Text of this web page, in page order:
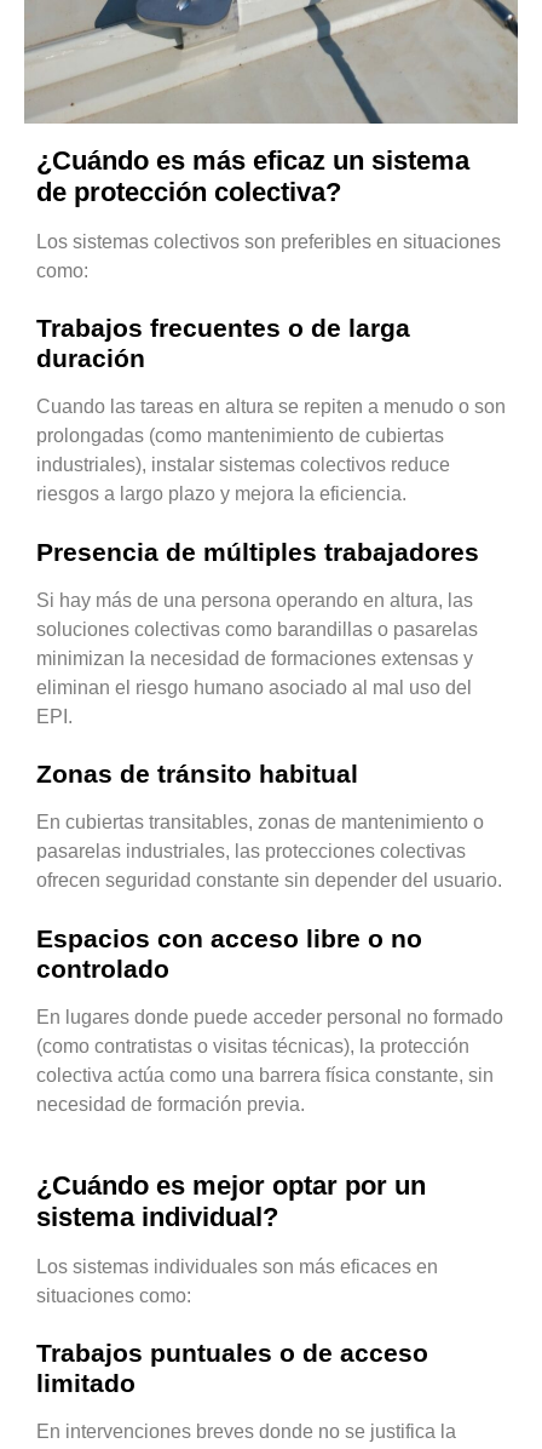
¿Cuándo es más eficaz un sistema
de protección colectiva?
Los sistemas colectivos son preferibles en situaciones
como:
Trabajos frecuentes o de larga
duración
Cuando las tareas en altura se repiten a menudo o son
prolongadas (como mantenimiento de cubiertas
industriales), instalar sistemas colectivos reduce
riesgos a largo plazo y mejora la eficiencia.
Presencia de múltiples trabajadores
Si hay más de una persona operando en altura, las
soluciones colectivas como barandillas o pasarelas
minimizan la necesidad de formaciones extensas y
eliminan el riesgo humano asociado al mal uso del
EPI.
Zonas de tránsito habitual
En cubiertas transitables, zonas de mantenimiento o
pasarelas industriales, las protecciones colectivas
ofrecen seguridad constante sin depender del usuario.
Espacios con acceso libre o no
controlado
En lugares donde puede acceder personal no formado
(como contratistas o visitas técnicas), la protección
colectiva actúa como una barrera física constante, sin
necesidad de formación previa.
¿Cuándo es mejor optar por un
sistema individual?
Los sistemas individuales son más eficaces en
situaciones como:
Trabajos puntuales o de acceso
limitado
En intervenciones breves donde no se justifica la